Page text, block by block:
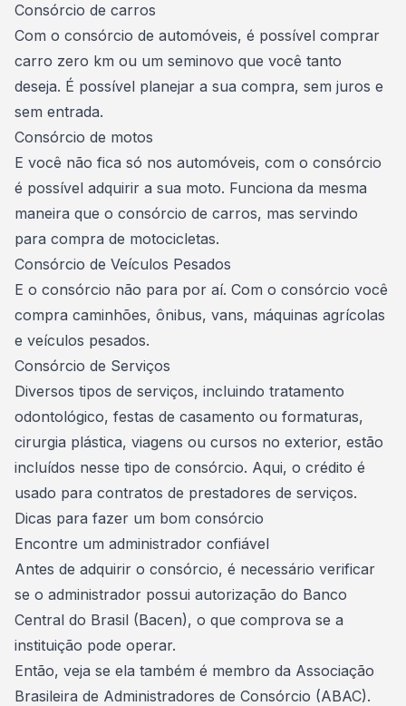
Consórcio de carros
Com o consórcio de automóveis, é possível comprar
carro zero km ou um seminovo que você tanto
deseja. É possível planejar a sua compra, sem juros e
sem entrada.
Consórcio de motos
E você não fica só nos automóveis, com o consórcio
é possível adquirir a sua moto. Funciona da mesma
maneira que o consórcio de carros, mas servindo
para compra de motocicletas.
Consórcio de Veículos Pesados
E o consórcio não para por aí. Com o consórcio você
compra caminhões, ônibus, vans, máquinas agrícolas
e veículos pesados.
Consórcio de Serviços
Diversos tipos de serviços, incluindo tratamento
odontológico, festas de casamento ou formaturas,
cirurgia plástica, viagens ou cursos no exterior, estão
incluídos nesse tipo de consórcio. Aqui, o crédito é
usado para contratos de prestadores de serviços.
Dicas para fazer um bom consórcio
Encontre um administrador confiável
Antes de adquirir o consórcio, é necessário verificar
se o administrador possui autorização do Banco
Central do Brasil (Bacen), o que comprova se a
instituição pode operar.
Então, veja se ela também é membro da Associação
Brasileira de Administradores de Consórcio (ABAC).